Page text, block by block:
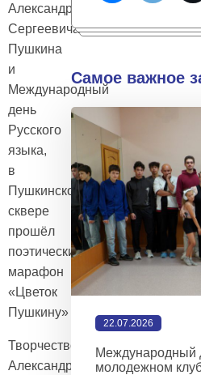
Александра
Сергеевича
Пушкина
и
Международный
день
Русского
языка,
в
Пушкинском
сквере
прошёл
поэтический
марафон
«Цветок
Пушкину»
Творчество
Александра
Самое важное
22.07.2026
Международный
молодежном